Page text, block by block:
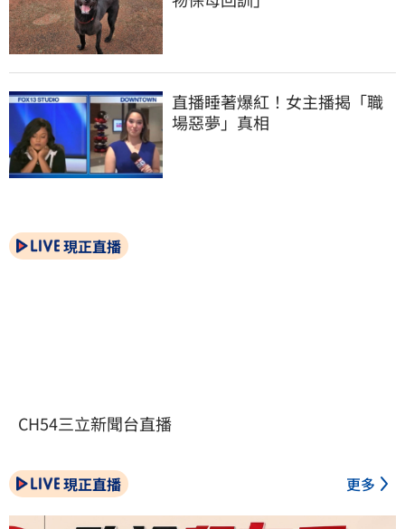
直播睡著爆紅！女主播揭「職
場惡夢」真相
現正直播
CH54三立新聞台直播
現正直播 更多